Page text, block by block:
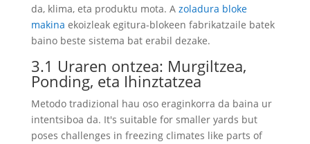
da, klima, eta produktu mota. A zoladura bloke
makina ekoizleak egitura-blokeen fabrikatzaile batek
baino beste sistema bat erabil dezake.
3.1 Uraren ontzea: Murgiltzea,
Ponding, eta Ihinztatzea
Metodo tradizional hau oso eraginkorra da baina ur
intentsiboa da. It's suitable for smaller yards but
poses challenges in freezing climates like parts of